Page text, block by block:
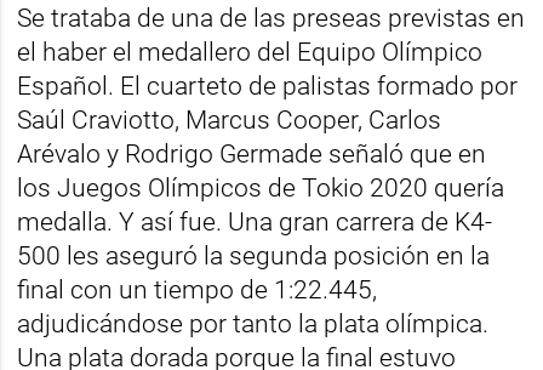
Se trataba de una de las preseas previstas en
el haber el medallero del Equipo Olímpico
Español. El cuarteto de palistas formado por
Saúl Craviotto, Marcus Cooper, Carlos
Arévalo y Rodrigo Germade señaló que en
los Juegos Olímpicos de Tokio 2020 quería
medalla. Y así fue. Una gran carrera de K4-
500 les aseguró la segunda posición en la
final con un tiempo de 1:22.445,
adjudicándose por tanto la plata olímpica.
Una plata dorada porque la final estuvo